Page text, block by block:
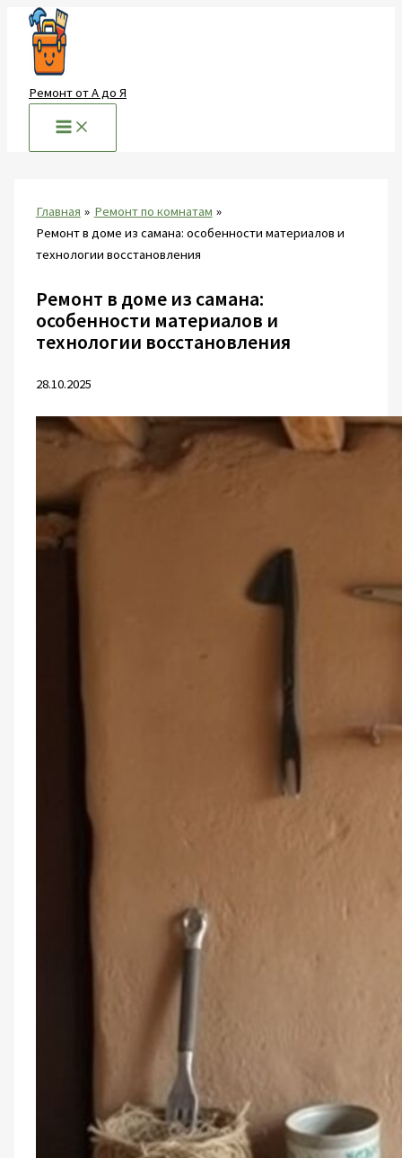
Перейти
содержимому
Ремонт от А до Я
Главная
Ремонт по комнатам
Ремонт в доме из самана: особенности материалов и
технологии восстановления
Ремонт в доме из самана:
особенности материалов и
технологии восстановления
28.10.2025